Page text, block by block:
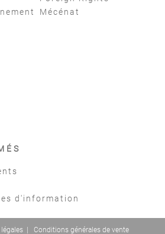
Mécénat
d'information
Conditions générales de vente